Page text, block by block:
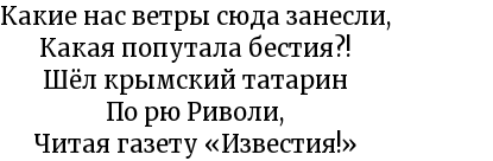
Какие нас ветры сюда занесли,
Какая попутала бестия?!
Шёл крымский татарин
По рю Риволи,
Читая газету «Известия!»